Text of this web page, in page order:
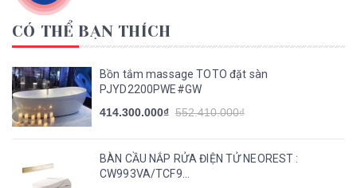
CÓ THỂ BẠN THÍCH
Bồn tắm massage TOTO đặt sàn
PJYD2200PWE#GW
414.300.000₫ 552.410.000₫
BÀN CẦU NẮP RỬA ĐIỆN TỬ NEOREST :
CW993VA/TCF9...